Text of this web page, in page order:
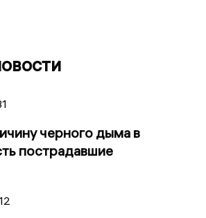
черного дыма в
пострадавшие